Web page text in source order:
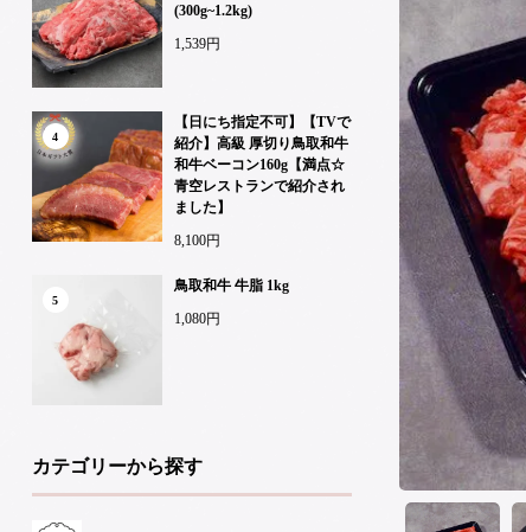
(300g~1.2kg)
1,539円
4
【日にち指定不可】【TVで
紹介】高級 厚切り鳥取和牛
和牛ベーコン160g【満点☆
青空レストランで紹介され
ました】
8,100円
5
鳥取和牛 牛脂 1kg
1,080円
カテゴリーから探す